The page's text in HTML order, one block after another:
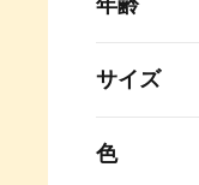
年齢
サイズ
色